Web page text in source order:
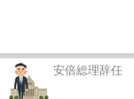
安倍総理辞任